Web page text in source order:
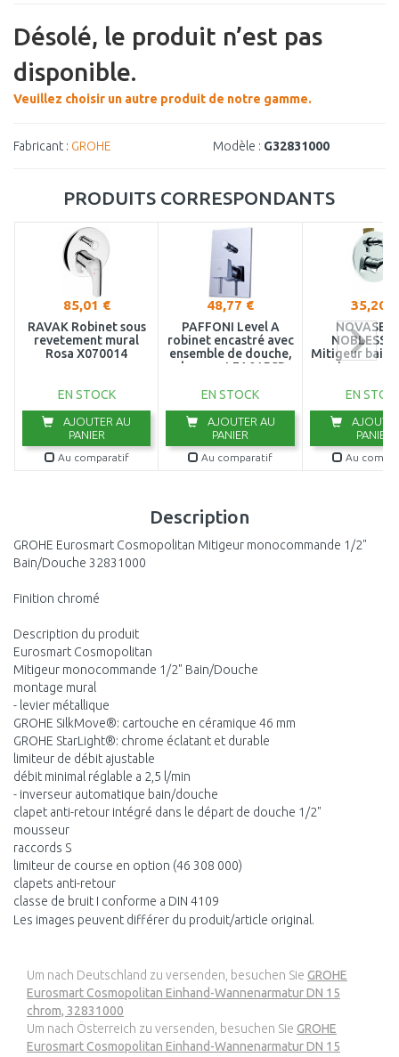
Désolé, le produit n’est pas
disponible.
Veuillez choisir un autre produit de notre gamme.
Fabricant : GROHE Modèle : G32831000
PRODUITS CORRESPONDANTS
85,01 €
RAVAK Robinet sous
revetement mural
Rosa X070014
EN STOCK
AJOUTER AU
PANIER
Au comparatif
48,77 €
PAFFONI Level A
robinet encastré avec
ensemble de douche,
chrome, LEA015CR
EN STOCK
AJOUTER AU
PANIER
Au comparatif
35,20 €
NOBLESS
Mitigeur bain-
avec
EN
PANIER
Au
Description
GROHE Eurosmart Cosmopolitan Mitigeur monocommande 1/2"
Bain/Douche 32831000
Finition chromé
Description du produit
Eurosmart Cosmopolitan
Mitigeur monocommande 1/2" Bain/Douche
montage mural
- levier métallique
GROHE SilkMove®: cartouche en céramique 46 mm
GROHE StarLight®: chrome éclatant et durable
limiteur de débit ajustable
débit minimal réglable a 2,5 l/min
- inverseur automatique bain/douche
clapet anti-retour intégré dans le départ de douche 1/2"
mousseur
raccords S
limiteur de course en option (46 308 000)
clapets anti-retour
classe de bruit I conforme a DIN 4109
Les images peuvent différer du produit/article original.
Um nach Deutschland zu versenden, besuchen Sie GROHE
Eurosmart Cosmopolitan Einhand-Wannenarmatur DN 15
chrom, 32831000
Um nach Österreich zu versenden, besuchen Sie GROHE
Eurosmart Cosmopolitan Einhand-Wannenarmatur DN 15